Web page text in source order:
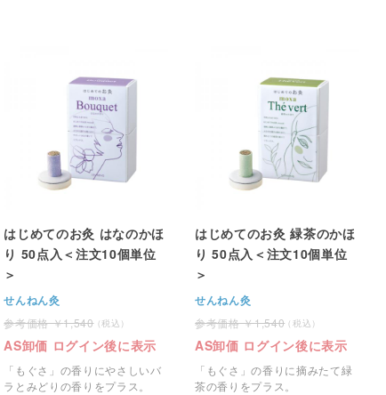
はじめてのお灸 はなのかほ
り 50点入＜注文10個単位
＞
せんねん灸
1,540
AS卸価 ログイン後に表示
「もぐさ」の香りにやさしいバ
ラとみどりの香りをプラス。
はじめてのお灸 緑茶のかほ
り 50点入＜注文10個単位
＞
せんねん灸
1,540
AS卸価 ログイン後に表示
「もぐさ」の香りに摘みたて緑
茶の香りをプラス。